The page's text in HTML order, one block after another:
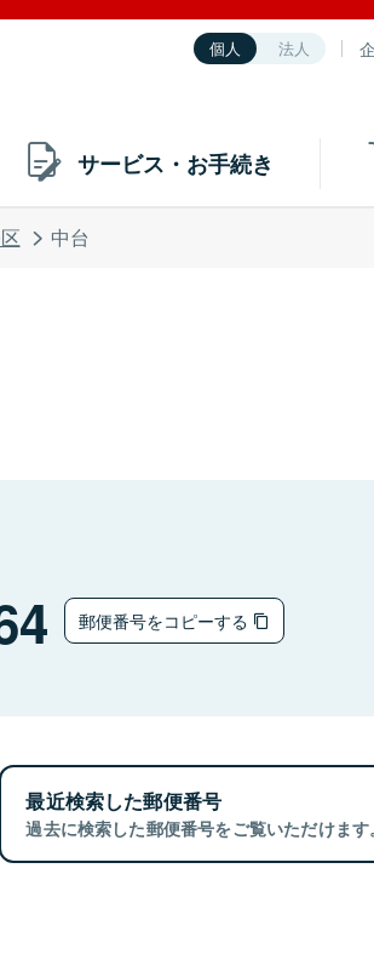
個人 法人
サービス・お手続き
中台
郵便番号をコピーする
最近検索した郵便番号
過去に検索した郵便番号をご覧いただけます。